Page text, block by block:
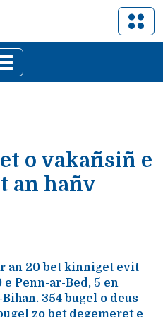
o vakañsiñ e
an hañv
an 20 bet kinniget evit
e Penn-ar-Bed, 5 en
354 bugel o deus
zo bet degemeret e